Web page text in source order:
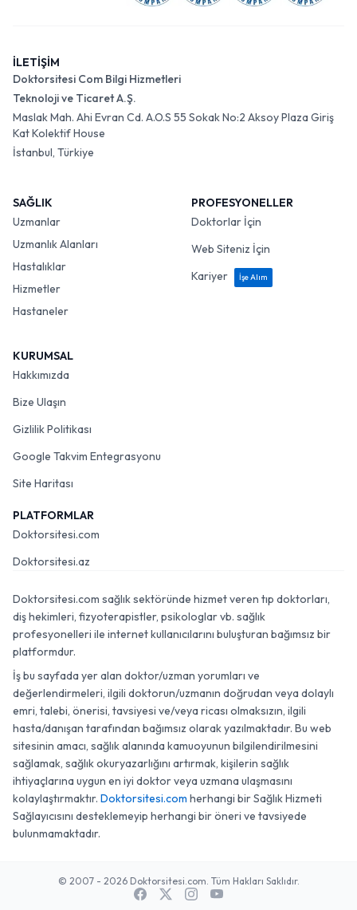
İLETİŞİM
Doktorsitesi Com Bilgi Hizmetleri
Teknoloji ve Ticaret A.Ş.
Maslak Mah. Ahi Evran Cd. A.O.S 55 Sokak No:2 Aksoy Plaza Giriş
Kat Kolektif House
İstanbul, Türkiye
SAĞLIK
Uzmanlar
Uzmanlık Alanları
Hastalıklar
Hizmetler
Hastaneler
PROFESYONELLER
Doktorlar İçin
Web Siteniz İçin
Kariyer
İşe Alım
KURUMSAL
Hakkımızda
Bize Ulaşın
Gizlilik Politikası
Google Takvim Entegrasyonu
Site Haritası
PLATFORMLAR
Doktorsitesi.com
Doktorsitesi.az
Doktorsitesi.com sağlık sektöründe hizmet veren tıp doktorları,
diş hekimleri, fizyoterapistler, psikologlar vb. sağlık
profesyonelleri ile internet kullanıcılarını buluşturan bağımsız bir
platformdur.
İş bu sayfada yer alan doktor/uzman yorumları ve
değerlendirmeleri, ilgili doktorun/uzmanın doğrudan veya dolaylı
emri, talebi, önerisi, tavsiyesi ve/veya ricası olmaksızın, ilgili
hasta/danışan tarafından bağımsız olarak yazılmaktadır. Bu web
sitesinin amacı, sağlık alanında kamuoyunun bilgilendirilmesini
sağlamak, sağlık okuryazarlığını artırmak, kişilerin sağlık
ihtiyaçlarına uygun en iyi doktor veya uzmana ulaşmasını
kolaylaştırmaktır. Doktorsitesi.com herhangi bir Sağlık Hizmeti
Sağlayıcısını desteklemeyip herhangi bir öneri ve tavsiyede
bulunmamaktadır.
© 2007 - 2026 Doktorsitesi.com. Tüm Hakları Saklıdır.